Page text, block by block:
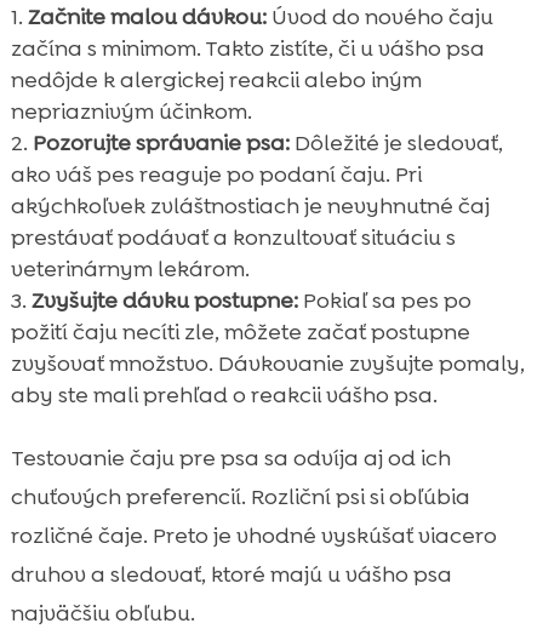
Začnite malou dávkou:Úvod do nového čaju
začína s minimom. Takto zistíte, či u vášho psa
nedôjde k alergickej reakcii alebo iným
nepriaznivým účinkom.
Pozorujte správanie psa:Dôležité je sledovať,
ako váš pes reaguje po podaní čaju. Pri
akýchkoľvek zvláštnostiach je nevyhnutné čaj
prestávať podávať a konzultovať situáciu s
veterinárnym lekárom.
Zvyšujte dávku postupne:Pokiaľ sa pes po
požití čaju necíti zle, môžete začať postupne
zvyšovať množstvo. Dávkovanie zvyšujte pomaly,
aby ste mali prehľad o reakcii vášho psa.
Testovanie čaju pre psa sa odvíja aj od ich
chuťových preferencií. Rozliční psi si obľúbia
rozličné čaje. Preto je vhodné vyskúšať viacero
druhov a sledovať, ktoré majú u vášho psa
najväčšiu obľubu.